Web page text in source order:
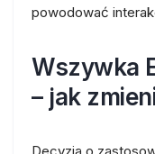
powodować
Wszywka
– jak